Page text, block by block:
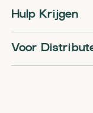
Hulp Krijgen
Voor